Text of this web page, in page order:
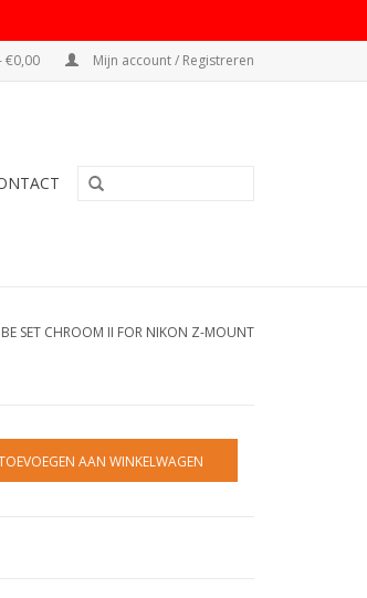
€0,00 Mijn account / Registreren
SET CHROOM II FOR NIKON Z-MOUNT
AAN WINKELWAGEN